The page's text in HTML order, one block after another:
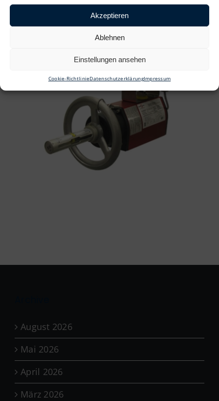
Akzeptieren
Ablehnen
Einstellungen ansehen
Cookie-RichtlinieDatenschutzerklärungImpressum
August 2026
Mai 2026
April 2026
März 2026